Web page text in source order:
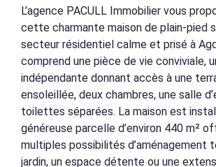
L’agence PACULL Immobilier vous
cette charmante maison de plain-pied
secteur résidentiel calme et prisé à
comprend une pièce de vie conviviale,
indépendante donnant accès à une
ensoleillée, deux chambres, une salle
toilettes séparées. La maison est
généreuse parcelle d’environ 440 m²
multiples possibilités d’aménagement
jardin, un espace détente ou une